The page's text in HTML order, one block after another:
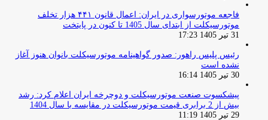
فاجعه موتورسواری در ایران: اعمال قانون ۴۴۱ هزار تخلف
موتورسیکلت از ابتدای سال 1405 تا کنون در پایتخت
31 تیر 1405 17:23
رئیس پلیس راهور: صدور گواهینامه موتورسیکلت بانوان هنوز آغاز
نشده است
30 تیر 1405 16:14
پیشکسوت صنعت موتورسیکلت و دوچرخه ایران اعلام کرد: رشد
بیش از 2 برابری قیمت موتورسیکلت در مقایسه با سال 1404
29 تیر 1405 11:19